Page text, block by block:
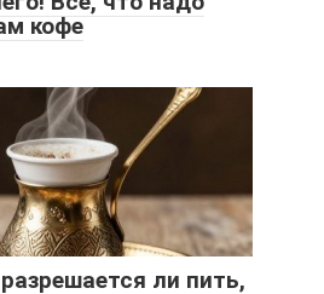
кофе
ли пить,